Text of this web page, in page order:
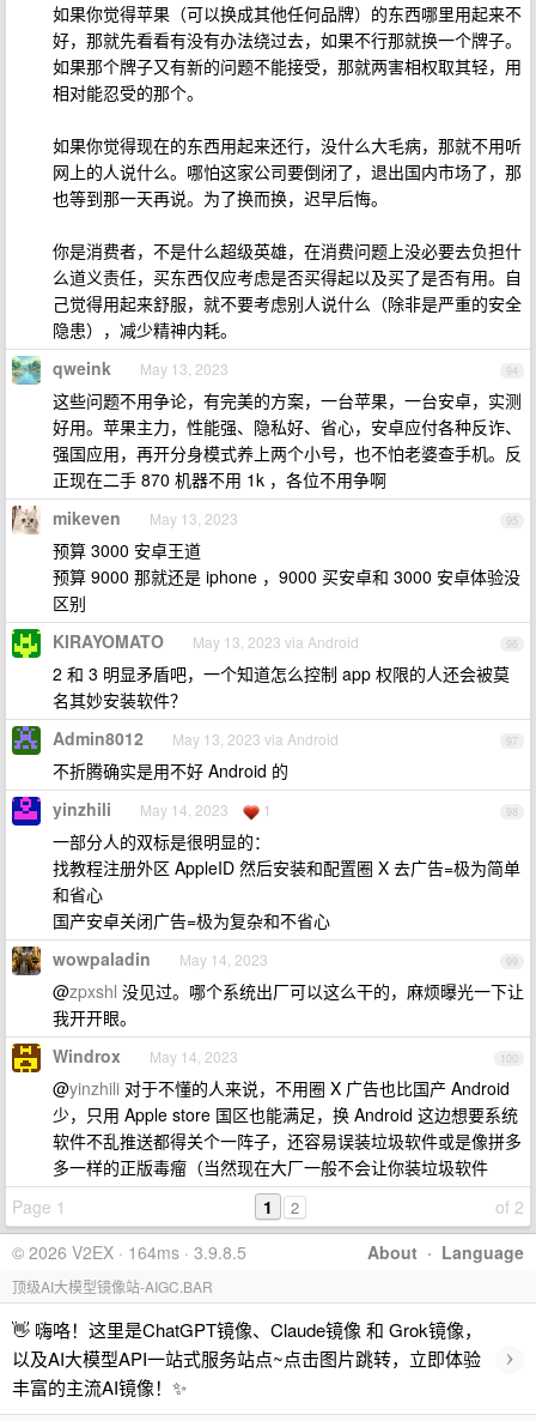
如果你觉得苹果（可以换成其他任何品牌）的东西哪里用起来不
好，那就先看看有没有办法绕过去，如果不行那就换一个牌子。
如果那个牌子又有新的问题不能接受，那就两害相权取其轻，用
相对能忍受的那个。
如果你觉得现在的东西用起来还行，没什么大毛病，那就不用听
网上的人说什么。哪怕这家公司要倒闭了，退出国内市场了，那
也等到那一天再说。为了换而换，迟早后悔。
你是消费者，不是什么超级英雄，在消费问题上没必要去负担什
么道义责任，买东西仅应考虑是否买得起以及买了是否有用。自
己觉得用起来舒服，就不要考虑别人说什么（除非是严重的安全
隐患），减少精神内耗。
94
qweink May 13, 2023
这些问题不用争论，有完美的方案，一台苹果，一台安卓，实测
好用。苹果主力，性能强、隐私好、省心，安卓应付各种反诈、
强国应用，再开分身模式养上两个小号，也不怕老婆查手机。反
正现在二手 870 机器不用 1k ，各位不用争啊
95
mikeven May 13, 2023
预算 3000 安卓王道
预算 9000 那就还是 iphone ，9000 买安卓和 3000 安卓体验没
区别
96
KIRAYOMATO May 13, 2023 via Android
2 和 3 明显矛盾吧，一个知道怎么控制 app 权限的人还会被莫
名其妙安装软件？
97
Admin8012 May 13, 2023 via Android
不折腾确实是用不好 Android 的
98
yinzhili May 14, 2023 1
一部分人的双标是很明显的：
找教程注册外区 AppleID 然后安装和配置圈 X 去广告=极为简单
和省心
国产安卓关闭广告=极为复杂和不省心
99
wowpaladin May 14, 2023
@zpxshl 没见过。哪个系统出厂可以这么干的，麻烦曝光一下让
我开开眼。
100
Windrox May 14, 2023
@yinzhili 对于不懂的人来说，不用圈 X 广告也比国产 Android
少，只用 Apple store 国区也能满足，换 Android 这边想要系统
软件不乱推送都得关个一阵子，还容易误装垃圾软件或是像拼多
多一样的正版毒瘤（当然现在大厂一般不会让你装垃圾软件
Page 1
of 2
1 2
About · Language
© 2026 V2EX · 164ms · 3.9.8.5
顶级AI大模型镜像站-AIGC.BAR
👋 嗨咯！这里是ChatGPT镜像、Claude镜像 和 Grok镜像，
以及AI大模型API一站式服务站点~点击图片跳转，立即体验
丰富的主流AI镜像！✨
›